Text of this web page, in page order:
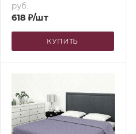
руб.
618₽/шт
КУПИТЬ